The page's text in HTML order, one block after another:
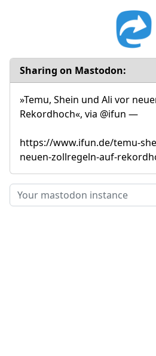
Sharing on Mastodon:
»Temu, Shein und Ali vor
Rekordhoch«, via @ifun —
https://www.ifun.de/temu-
neuen-zollregeln-auf-